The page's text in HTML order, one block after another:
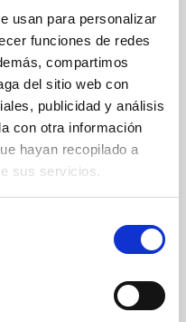
usan para personalizar
funciones de redes
compartimos
del sitio web con
publicidad y análisis
con otra información
hayan recopilado a
sus servicios.
clic aquí
V3 2 botónes ES
V3
V3 (PO12.3-10.06)